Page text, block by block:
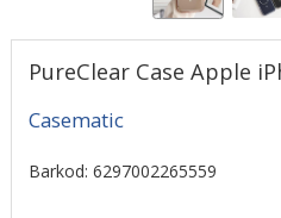
PureClear Case Apple
Casematic
Barkod: 6297002265559